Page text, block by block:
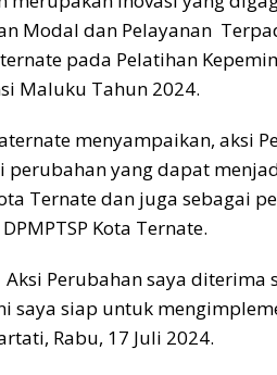
Modal dan Pelayanan
pada Pelatihan
Maluku Tahun 2024.
menyampaikan, aksi
perubahan yang dapat
Ternate dan juga sebagai
Kota Ternate.
Perubahan saya diterima
saya siap untuk
Rabu, 17 Juli 2024.